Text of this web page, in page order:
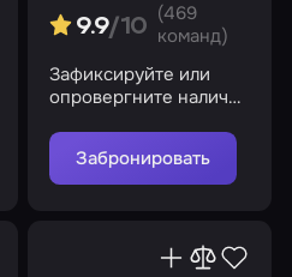
9.9/10
(469
команд)
Зафиксируйте или
опровергните наличие
активности в доме
Забронировать